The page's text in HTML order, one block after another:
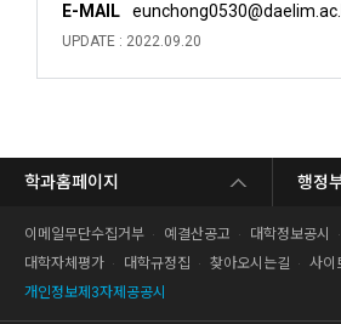
E-MAIL
UPDATE : 2022.09.20
학과홈페이지 행정
이메일무단수집거부 예결산공고 대학정보공시
대학자체평가
대학규정집 찾아오시는길 사이
개인정보제3자제공공시